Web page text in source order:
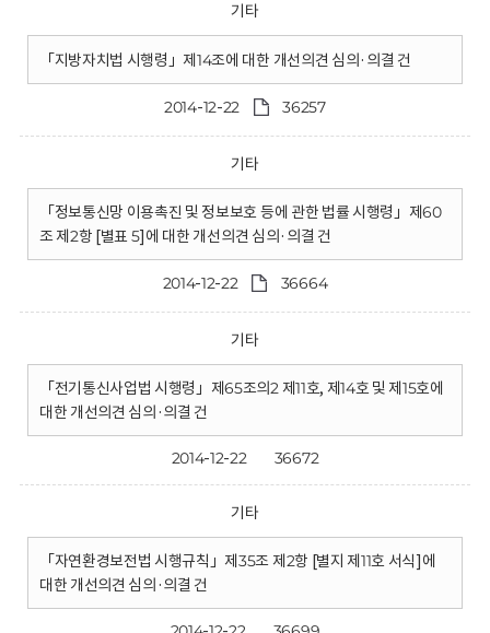
기타
「지방자치법 시행령」제14조에 대한 개선의견 심의·의결 건
2014-12-22 36257
기타
「정보통신망 이용촉진 및 정보보호 등에 관한 법률 시행령」제60
조 제2항 [별표 5]에 대한 개선의견 심의·의결 건
2014-12-22 36664
기타
「전기통신사업법 시행령」제65조의2 제11호, 제14호 및 제15호에
대한 개선의견 심의·의결 건
2014-12-22 36672
기타
「자연환경보전법 시행규칙」제35조 제2항 [별지 제11호 서식]에
대한 개선의견 심의·의결 건